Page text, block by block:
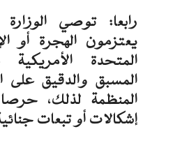
رابعا: توصي الوزارة
يعتزمون الهجرة أو
المتحدة الأمريكية
المسبق والدقيق على
المنظمة لذلك،
إشكالات أو تبعات